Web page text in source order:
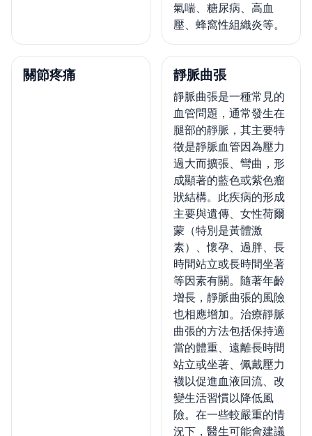
氣喘、糖尿病、高血
壓、蜂窩性組織炎等。
關節疼痛 靜脈曲張
靜脈曲張是一種常見的
血管問題，通常發生在
腿部的靜脈，其主要特
徵是靜脈血管因為壓力
過大而擴張、彎曲，形
成顯著的藍色或紫色瘤
狀結構。此疾病的形成
主要與遺傳、女性荷爾
蒙（特別是黃體激
素）、懷孕、過胖、長
時間站立或長時間坐著
等因素有關。隨著年齡
增長，靜脈曲張的風險
也相應增加。治療靜脈
曲張的方法包括保持適
當的體重、遠離長時間
站立或坐著、佩戴壓力
襪以促進血液回流、改
變生活習慣以降低風
險。在一些較嚴重的情
況下，醫生可能會建議